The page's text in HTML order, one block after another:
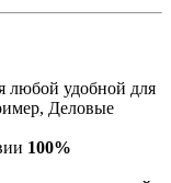
любой удобной для
Деловые
100%